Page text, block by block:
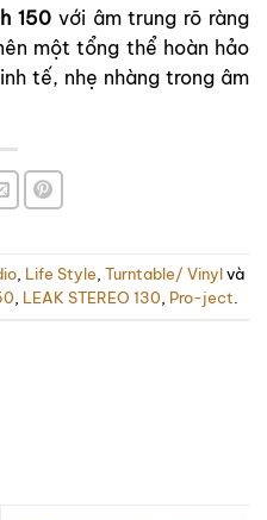
150 với âm trung rõ ràng
một tổng thể hoàn hảo
tế, nhẹ nhàng trong âm
, Life Style, Turntable/ Vinyl và
, LEAK STEREO 130, Pro-ject.